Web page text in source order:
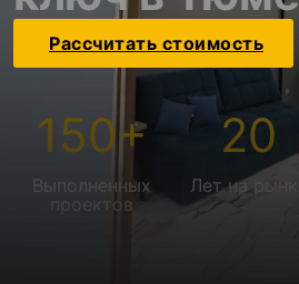
Рассчитать стоимость
150+
Выполненных
проектов
20
Лет на рынке